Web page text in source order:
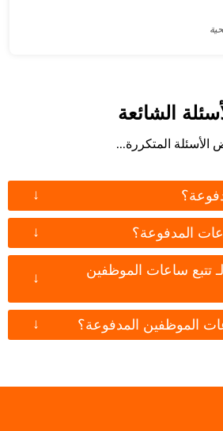
الشائعة
الأسئلة المتكررة...
↓
المدفوعة؟ ↓
تتبع ساعات الموظفين
↓
الموظفين المدفوعة؟ ↓